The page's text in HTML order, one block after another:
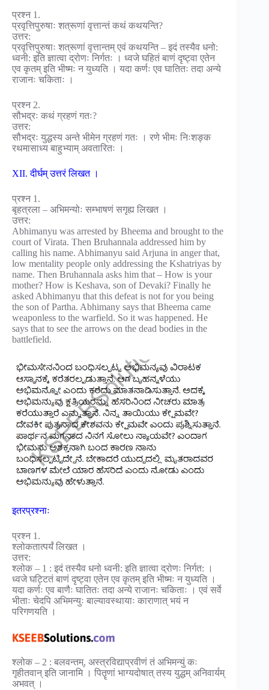
प्रश्न 1.
प्रवृत्तिपुरुषाः शत्रूणां वृत्तान्तं कथं कथयन्ति?
उत्तर:
प्रवृत्तिपुरुषाः शत्रूणां वृत्तान्तम् एवं कथयन्ति – इदं तस्यैव धनो:
ध्वनी: इति ज्ञात्वा द्रोणः निर्गतः । ध्वजे घहितं बाणं दृष्ट्वा एतेन
एव कृतम् इति भीष्मः न युध्यति । यदा कर्णः एव घातितः तदा अन्ये
राजानः चकिताः ।
प्रश्न 2.
सौभद्रः कथं ग्रहणं गतः?
उत्तर:
सौभद्रः युद्धस्य अन्ते भीमेन ग्रहणं गतः । रणे भीमः निःशङ्क
रथमासाध्य बाहुभ्याम् अवतारितः ।
XII. दीर्घम् उत्तरं लिखत ।
प्रश्न 1.
बृहत्रला – अभिमन्योः सम्भाषणं सगृह्य लिखत ।
उत्तर:
Abhimanyu was arrested by Bheema and brought to the
court of Virata. Then Bruhannala addressed him by
calling his name. Abhimanyu said Arjuna in anger that,
low mentality people only addressing the Kshatriyas by
name. Then Bruhannala asks him that – How is your
mother? How is Keshava, son of Devaki? Finally he
asked Abhimanyu that this defeat is not for you being
the son of Partha. Abhimany says that Bheema came
weaponless to the warfield. So it was happened. He
says that to see the arrows on the dead bodies in the
battlefield.
इतरप्रश्नाः
प्रश्न 1.
श्लोकतात्पर्यं लिखत ।
उत्तर:
श्लोक – 1 : इदं तस्यैव धनो ध्वनी: इति ज्ञात्वा द्रोणः निर्गत: ।
ध्वजे घट्टितं बाणं दृष्ट्वा एतेन एव कृतम् इति भीष्मः न युध्यति ।
यदा कर्णः एव बाणैः घातितः तदा अन्ये राजानः चकिताः । एवं सर्वे
भीताः चेदपि अभिमन्युः बाल्यावस्थायाः काराणात् भयं न
परिगणयति ।
श्लोक – 2 : बलवन्तम्, अस्त्रविद्याप्रवीणं तं अभिमन्युं कः
गृहीतवान् इति जानामि । पितॄणां भाग्यदोषात् तस्य युद्धम् अनिवार्यम्
अभवत् ।